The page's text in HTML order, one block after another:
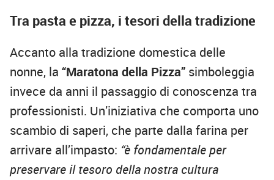
Tra pasta e pizza, i tesori della tradizione
Accanto alla tradizione domestica delle
nonne, la “Maratona della Pizza” simboleggia
invece da anni il passaggio di conoscenza tra
professionisti. Un’iniziativa che comporta uno
scambio di saperi, che parte dalla farina per
arrivare all’impasto: “è fondamentale per
preservare il tesoro della nostra cultura